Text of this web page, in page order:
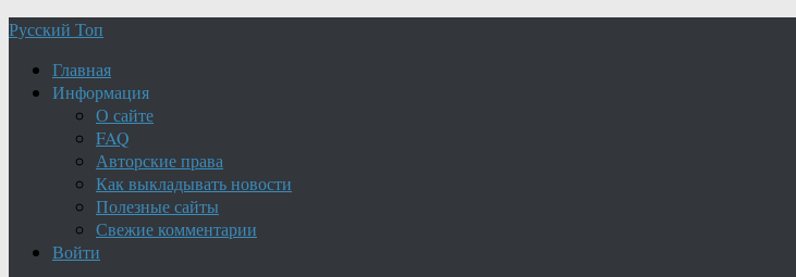
Русский Топ
Главная
Информация
О сайте
FAQ
Авторские права
Как выкладывать новости
Полезные сайты
Свежие комментарии
Войти